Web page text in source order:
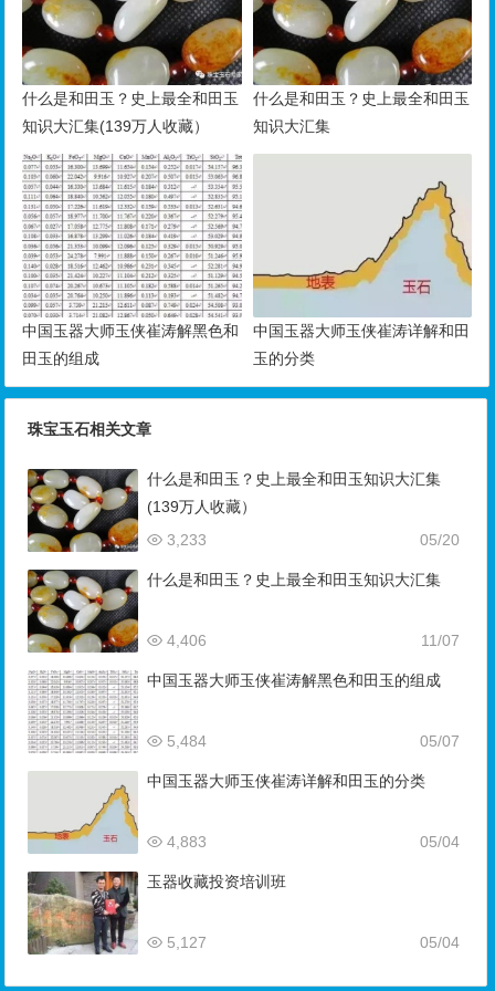
什么是和田玉？史上最全和田玉
知识大汇集(139万人收藏）
什么是和田玉？史上最全和田玉
知识大汇集
中国玉器大师玉侠崔涛解黑色和
田玉的组成
中国玉器大师玉侠崔涛详解和田
玉的分类
珠宝玉石相关文章
什么是和田玉？史上最全和田玉知识大汇集
(139万人收藏）
05/20
3,233
什么是和田玉？史上最全和田玉知识大汇集
11/07
4,406
中国玉器大师玉侠崔涛解黑色和田玉的组成
05/07
5,484
中国玉器大师玉侠崔涛详解和田玉的分类
05/04
4,883
玉器收藏投资培训班
05/04
5,127